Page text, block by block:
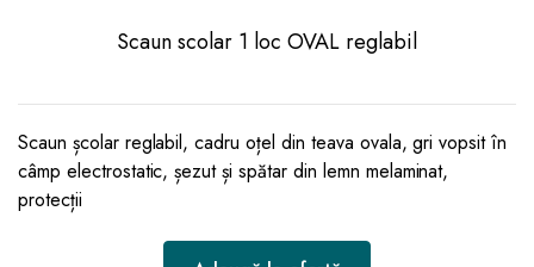
Scaun scolar 1 loc OVAL reglabil
Scaun școlar reglabil, cadru oțel din teava ovala, gri vopsit în
câmp electrostatic, șezut și spătar din lemn melaminat,
protecții